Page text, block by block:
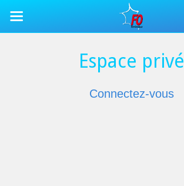
Espace privé
Connectez-vous